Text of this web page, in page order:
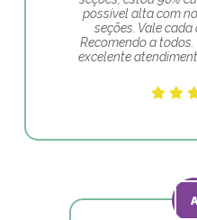
possível alta com
seções. Vale
Recomendo a
excelente